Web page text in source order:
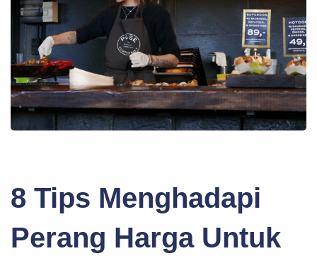
8 Tips Menghadapi
Perang Harga Untuk